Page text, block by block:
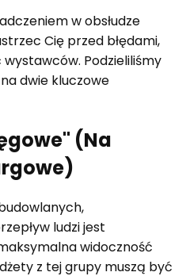
w obsłudze
Cię przed błędami,
Podzieliliśmy
dwie kluczowe
(Na
ludzi jest
widoczność
z tej grupy muszą być